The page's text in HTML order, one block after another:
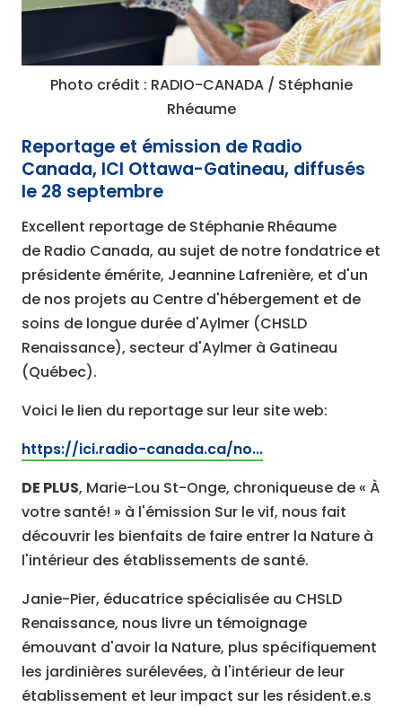
Photo crédit : RADIO-CANADA / Stéphanie
Rhéaume
Reportage et émission de Radio
Canada, ICI Ottawa-Gatineau, diffusés
le 28 septembre
Excellent reportage de Stéphanie Rhéaume
de Radio Canada, au sujet de notre fondatrice et
présidente émérite, Jeannine Lafrenière, et d'un
de nos projets au Centre d'hébergement et de
soins de longue durée d'Aylmer (CHSLD
Renaissance), secteur d'Aylmer à Gatineau
(Québec).
Voici le lien du reportage sur leur site web:
https://ici.radio-canada.ca/no...
DE PLUS, Marie-Lou St-Onge, chroniqueuse de « À
votre santé! » à l'émission Sur le vif, nous fait
découvrir les bienfaits de faire entrer la Nature à
l'intérieur des établissements de santé.
Janie-Pier, éducatrice spécialisée au CHSLD
Renaissance, nous livre un témoignage
émouvant d'avoir la Nature, plus spécifiquement
les jardinières surélevées, à l'intérieur de leur
établissement et leur impact sur les résident.e.s